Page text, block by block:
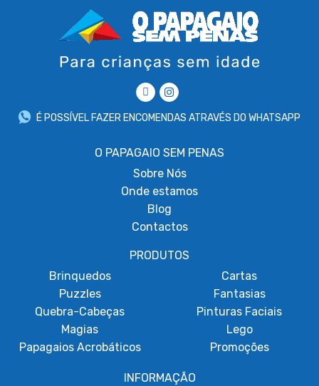
É POSSÍVEL FAZER ENCOMENDAS ATRAVÉS DO WHATSAPP
O PAPAGAIO SEM PENAS
Sobre Nós
Onde estamos
Blog
Contactos
PRODUTOS
Brinquedos
Puzzles
Quebra-Cabeças
Magias
Papagaios Acrobáticos
Cartas
Fantasias
Pinturas Faciais
Lego
Promoções
INFORMAÇÃO